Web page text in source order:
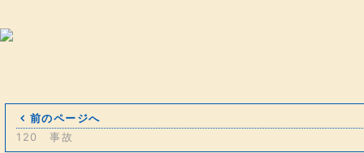
前のページへ
120 事故